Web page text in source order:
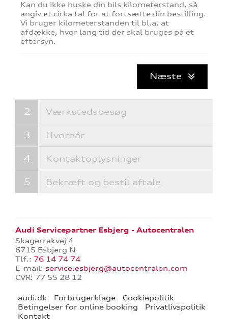
Kan du ikke huske din bils kilometerstand, så
angiv et cirka tal for at fortsætte din bestilling.
Vi bruger kilometerstanden til bl.a. at
afdække, hvor lang tid der skal bruges på et
eftersyn.
Næste
Værkstedsbesøg
Hvornår
Kontaktoplysninger
Bekræft og bestil aftale
Audi Servicepartner Esbjerg - Autocentralen
Skagerrakvej 4
6715 Esbjerg N
Tlf.: 76 14 74 74
E-mail: service.esbjerg@autocentralen.com
CVR: 77 55 28 12
audi.dk Forbrugerklage
Cookiepolitik
Betingelser for online booking
Privatlivspolitik
Kontakt